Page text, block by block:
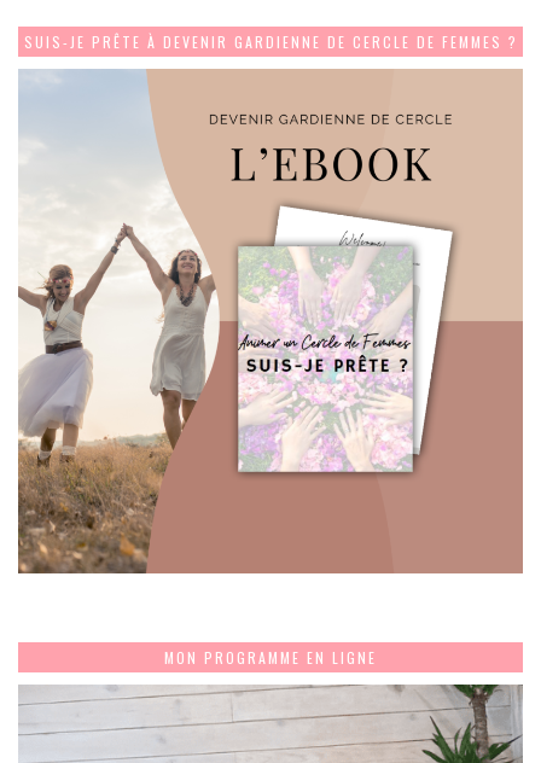
SUIS-JE PRÊTE À DEVENIR GARDIENNE DE CERCLE DE FEMMES ?
MON PROGRAMME EN LIGNE